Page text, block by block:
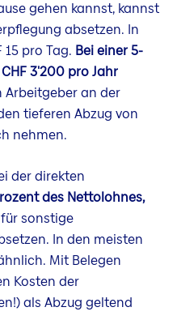
gehen kannst, kannst
absetzen. In
pro Tag. Bei einer 5-
3'200 pro Jahr
Arbeitgeber an der
tieferen Abzug von
nehmen.
der direkten
des Nettolohnes,
sonstige
In den meisten
Mit Belegen
Kosten der
als Abzug geltend